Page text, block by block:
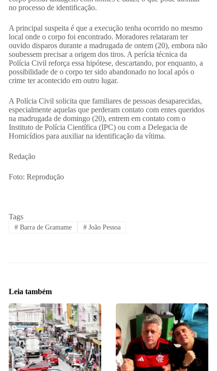
no processo de identificação.
A principal suspeita é que a execução tenha ocorrido no mesmo
local onde o corpo foi encontrado. Moradores relataram ter
ouvido disparos durante a madrugada de ontem (20), embora não
soubessem precisar a origem dos tiros. A perícia técnica da
Polícia Civil reforça essa hipótese, descartando, por enquanto, a
possibilidade de o corpo ter sido abandonado no local após o
crime ter acontecido em outro lugar.
A Polícia Civil solicita que familiares de pessoas desaparecidas,
especialmente aquelas que perderam contato com entes queridos
na madrugada de domingo (20), entrem em contato com o
Instituto de Polícia Científica (IPC) ou com a Delegacia de
Homicídios para auxiliar na identificação da vítima.
Redação
Foto: Reprodução
Tags
#Barra de Gramame #João Pessoa
Leia também